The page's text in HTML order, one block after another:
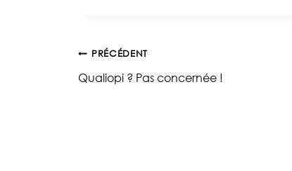
Navigation
PRÉCÉDENT
Qualiopi ? Pas concernée !